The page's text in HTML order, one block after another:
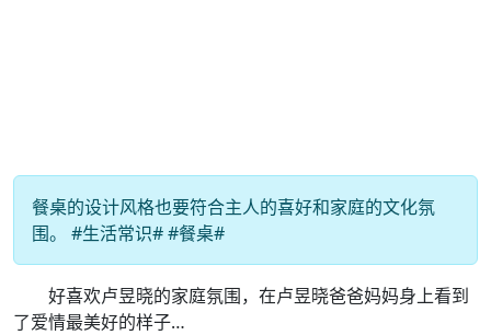
餐桌的设计风格也要符合主人的喜好和家庭的文化氛
围。 #生活常识# #餐桌#
好喜欢卢昱晓的家庭氛围，在卢昱晓爸爸妈妈身上看到
了爱情最美好的样子…